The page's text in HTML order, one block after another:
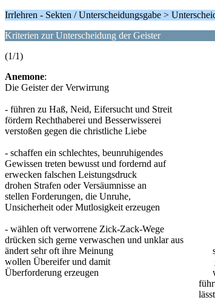
Irrlehren - Sekten / Unterscheidungsgabe >
Kriterien zur Unterscheidung der Geister
(1/1)
Anemone:
Die Geister der Verwirrung Der
- führen zu Haß, Neid, Eifersucht und Streit +
fördern Rechthaberei und Besserwisserei
verstoßen gegen die christliche Liebe
- schaffen ein schlechtes, beunruhigendes +
Gewissen treten bewusst und fordernd auf
erwecken falschen Leistungsdruck
drohen Strafen oder Versäumnisse an
stellen Forderungen, die Unruhe, strahlt
Unsicherheit oder Mutlosigkeit erzeugen
- wählen oft verworrene Zick-Zack-Wege +
drücken sich gerne verwaschen und unklar aus
ändert sehr oft ihre Meinung
wollen Übereifer und damit gibt
Überforderung erzeugen wenn
führt uns wie Kinder,
lässt uns in Freiheit